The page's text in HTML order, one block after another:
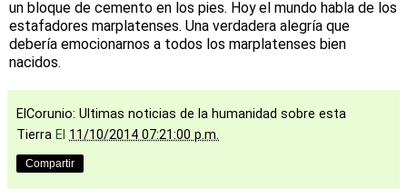
un bloque de cemento en los pies. Hoy el mundo habla de los
estafadores marplatenses. Una verdadera alegría que
debería emocionarnos a todos los marplatenses bien
nacidos.
ElCorunio: Ultimas noticias de la humanidad sobre esta
Tierra El 11/10/2014 07:21:00 p.m.
Compartir